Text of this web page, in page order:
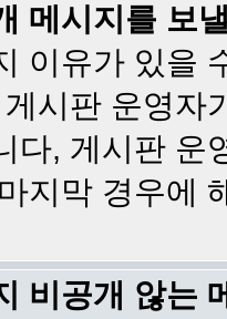
메시지를 보
이유가 있을
게시판 운영자
다, 게시판 운
지막 경우에
비공개 않는